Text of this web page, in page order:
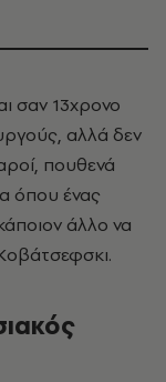
σαν 13χρονο
αλλά δεν
πουθενά
όπου ένας
άλλο να